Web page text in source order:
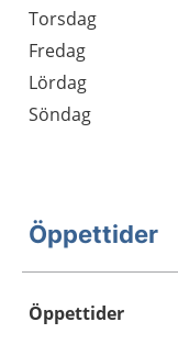
Torsdag
Fredag
Lördag
Söndag
Öppettider
Öppettider